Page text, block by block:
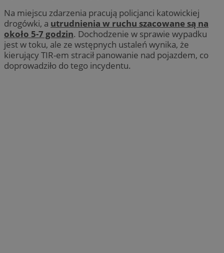
Na miejscu zdarzenia pracują policjanci katowickiej
drogówki, a utrudnienia w ruchu szacowane są na
około 5-7 godzin. Dochodzenie w sprawie wypadku
jest w toku, ale ze wstępnych ustaleń wynika, że
kierujący TIR-em stracił panowanie nad pojazdem, co
doprowadziło do tego incydentu.